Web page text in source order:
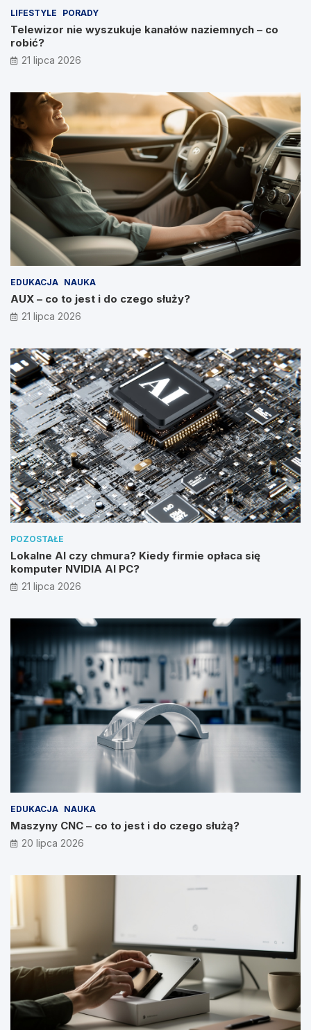
LIFESTYLE PORADY
Telewizor nie wyszukuje kanałów naziemnych – co
robić?
21 lipca 2026
EDUKACJA NAUKA
AUX – co to jest i do czego służy?
21 lipca 2026
POZOSTAŁE
Lokalne AI czy chmura? Kiedy firmie opłaca się
komputer NVIDIA AI PC?
21 lipca 2026
EDUKACJA NAUKA
Maszyny CNC – co to jest i do czego służą?
20 lipca 2026